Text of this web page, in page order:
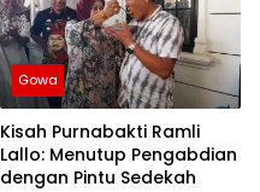
Gowa
Kisah Purnabakti Ramli
Lallo: Menutup Pengabdian
dengan Pintu Sedekah